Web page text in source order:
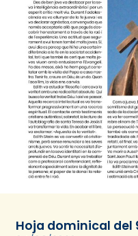
Hoja dominical del